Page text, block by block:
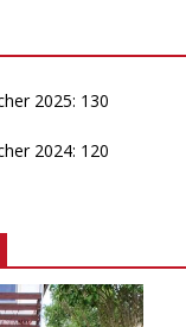
2025: 130
2024: 120